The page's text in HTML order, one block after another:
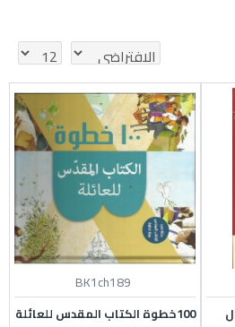
BK1ch189
100خطوة الكتاب المقدس للعائلة